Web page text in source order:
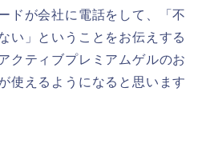
ドが会社に電話をして、「不
い」ということをお伝えする
クティブプレミアムゲルのお
使えるようになると思います